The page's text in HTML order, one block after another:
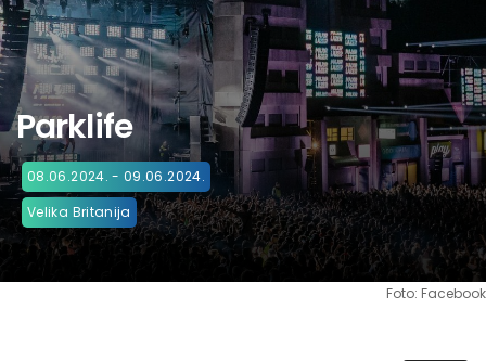
Parklife
08.06.2024. - 09.06.2024.
Velika Britanija
Foto: Facebook